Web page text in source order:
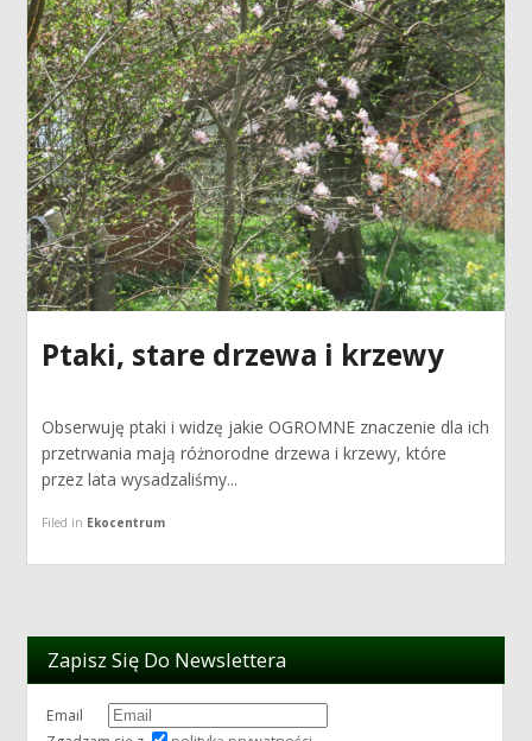
Ptaki, stare drzewa i krzewy
Obserwuję ptaki i widzę jakie OGROMNE znaczenie dla ich
przetrwania mają różnorodne drzewa i krzewy, które
przez lata wysadzaliśmy...
Filed in Ekocentrum
Zapisz Się Do Newslettera
Email